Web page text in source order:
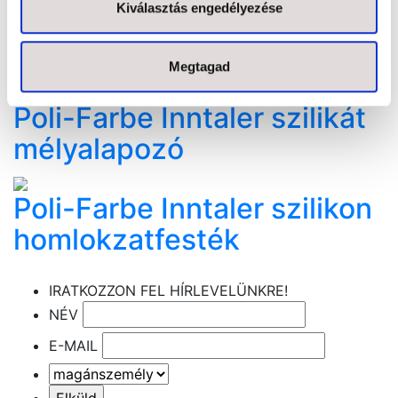
Kiválasztás engedélyezése
Megtagad
homlokzatfesték - új
Poli-Farbe Inntaler szilikát
mélyalapozó
Poli-Farbe Inntaler szilikon
homlokzatfesték
IRATKOZZON FEL HÍRLEVELÜNKRE!
NÉV
E-MAIL